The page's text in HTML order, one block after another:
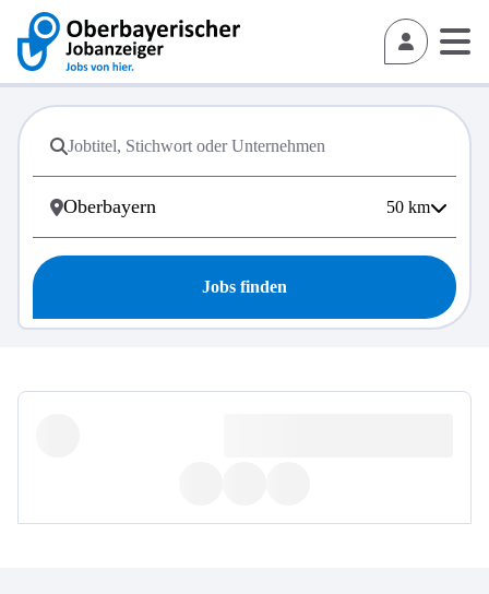
50 km
Jobs finden